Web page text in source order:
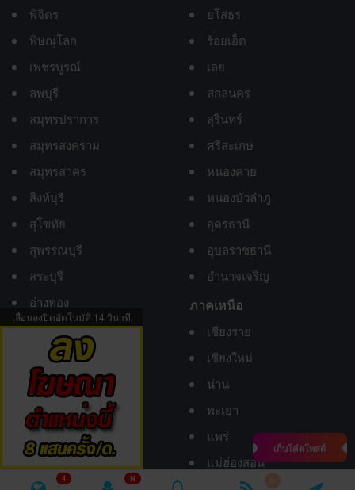
เก็บโค้ดโพสต์
4 N N
เลื่อนลงปิดอัตโนมัติ 13 วินาที
พิจิตร
พิษณุโลก
เพชรบูรณ์
ลพบุรี
สมุทรปราการ
สมุทรสงคราม
สมุทรสาคร
สิงห์บุรี
สุโขทัย
สุพรรณบุรี
สระบุรี
อ่างทอง
อุทัยธานี
ยโสธร
ร้อยเอ็ด
เลย
สกลนคร
สุรินทร์
ศรีสะเกษ
หนองคาย
หนองบัวลำภู
อุดรธานี
อุบลราชธานี
อำนาจเจริญ
ภาคเหนือ
เชียงราย
เชียงใหม่
น่าน
พะเยา
แพร่
แม่ฮ่องสอน